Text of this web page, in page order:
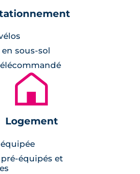
la résidence
à Saint-Herblain
neufs du 2 au 4 pièces
Toutes les prestations
offrir un confort de
sécurisé par visiophone et
et parking privé en sous-
profite d’une lumière
à de larges baies vitrées.
ou en terrasses, ils sont
sous-sol
🏚
Logement
équipés et